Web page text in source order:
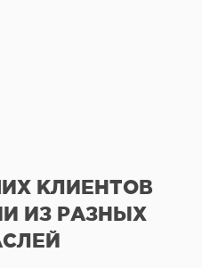
КЛИЕНТОВ
ИЗ РАЗНЫХ